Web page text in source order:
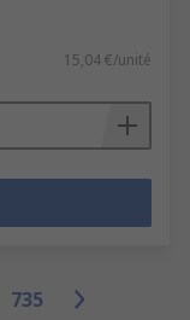
15,04 €/unité
735